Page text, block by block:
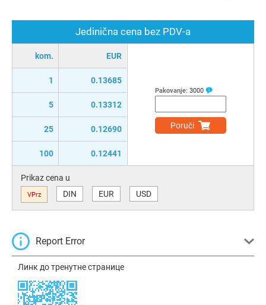
Jedinična cena bez PDV-a
kom. EUR
1 0.13685
5 0.13312
25 0.12690
100 0.12441
Pakovanje: 3000
Poruči
Prikaz cena u
VPrz DIN EUR USD
Report Error
Линк до тренутне странице